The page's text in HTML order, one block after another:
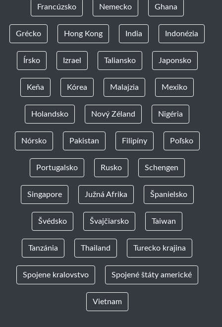
Francúzsko Nemecko Ghana
Grécko Hong Kong India Indonézia
Írsko Izrael Taliansko Japonsko
Keňa Kórea Malajzia Mexiko
Holandsko Nový Zéland Nigéria
Nórsko Pakistan Filipíny Poľsko
Portugalsko Rusko Schengen
Singapore Južná Afrika Španielsko
Švédsko Švajčiarsko Taiwan
Tanzánia Thailand Turecko krajina
Spojene kralovstvo Spojené štáty americké
Vietnam